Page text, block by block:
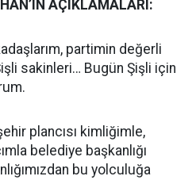
AÇIKLAMALARI:
partimin değerli
sakinleri… Bugün Şişli için
plancısı kimliğimle,
belediye başkanlığı
bu yolculuğa